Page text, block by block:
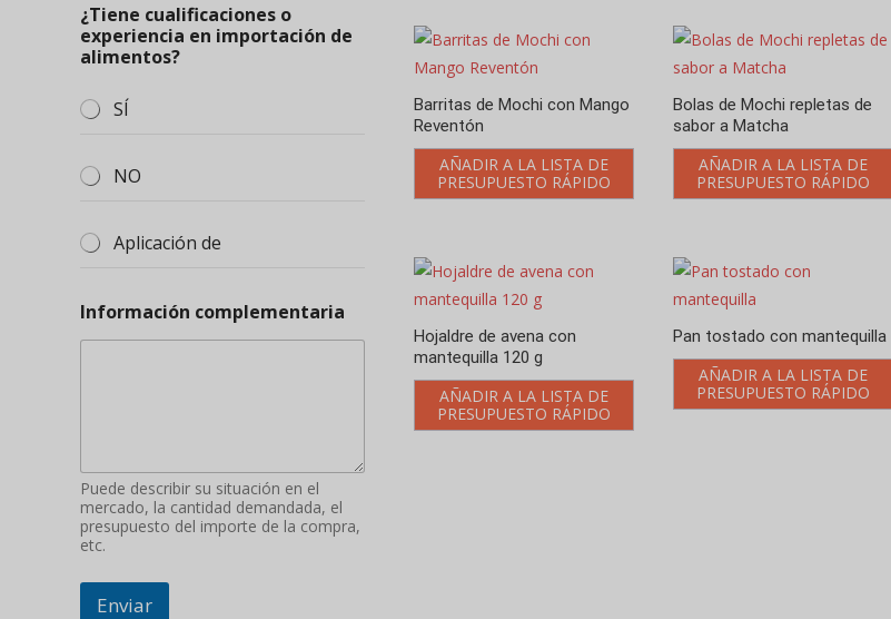
Barritas de Mochi con Mango
Reventón
AÑADIR A LA LISTA DE
PRESUPUESTO RÁPIDO
Bolas de Mochi repletas de
sabor a Matcha
AÑADIR A LA LISTA DE
PRESUPUESTO RÁPIDO
Hojaldre de avena con
mantequilla 120 g
AÑADIR A LA LISTA DE
PRESUPUESTO RÁPIDO
Pan tostado con mantequilla
AÑADIR A LA LISTA DE
PRESUPUESTO RÁPIDO
¿Tiene cualificaciones o
experiencia en importación de
alimentos?
SÍ
NO
Aplicación de
Información complementaria
Puede describir su situación en el
mercado, la cantidad demandada, el
presupuesto del importe de la compra,
etc.
Enviar